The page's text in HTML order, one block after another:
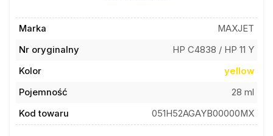
Marka
MAXJET
Nr oryginalny
HP C4838 / HP 11 Y
Kolor
yellow
Pojemność
28 ml
Kod towaru
051H52AGAYB00000MX